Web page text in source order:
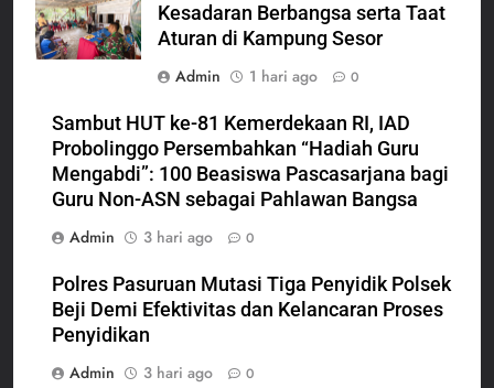
Kesadaran Berbangsa serta Taat
Aturan di Kampung Sesor
Admin
1 hari ago 0
Sambut HUT ke-81 Kemerdekaan RI, IAD
Probolinggo Persembahkan “Hadiah Guru
Mengabdi”: 100 Beasiswa Pascasarjana bagi
Guru Non-ASN sebagai Pahlawan Bangsa
Admin
3 hari ago 0
Polres Pasuruan Mutasi Tiga Penyidik Polsek
Beji Demi Efektivitas dan Kelancaran Proses
Penyidikan
Admin
3 hari ago 0